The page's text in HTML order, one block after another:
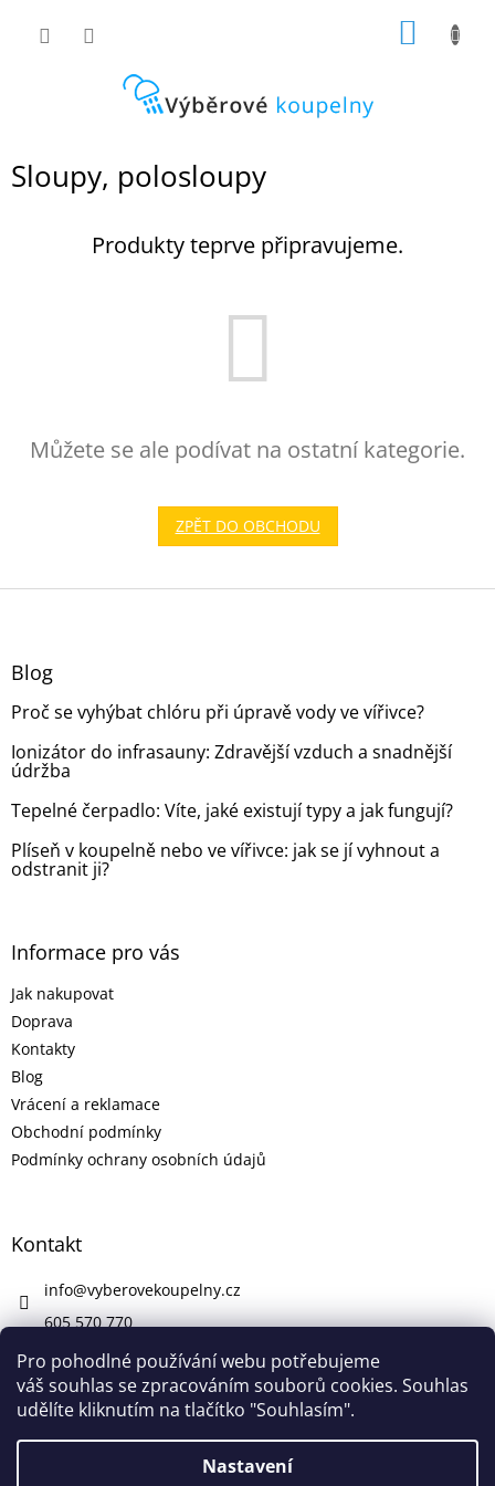
Pro pohodlné používání webu potřebujeme
váš souhlas se zpracováním souborů cookies. Souhlas
udělíte kliknutím na tlačítko "Souhlasím".
Nastavení
Sloupy, polosloupy
Produkty teprve připravujeme.
Můžete se ale podívat na ostatní kategorie.
ZPĚT DO OBCHODU
Z
Blog
Proč se vyhýbat chlóru při úpravě vody ve vířivce?
Ionizátor do infrasauny: Zdravější vzduch a snadnější
údržba
Tepelné čerpadlo: Víte, jaké existují typy a jak fungují?
Plíseň v koupelně nebo ve vířivce: jak se jí vyhnout a
odstranit ji?
Informace pro vás
Jak nakupovat
Doprava
Kontakty
Blog
Vrácení a reklamace
Obchodní podmínky
Podmínky ochrany osobních údajů
Kontakt
info@vyberovekoupelny.cz
605 570 770
https://www.facebook.com/vyberovekoupelny/